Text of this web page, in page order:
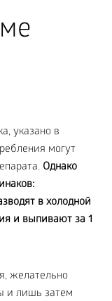
указано в
могут
Однако
в холодной
и выпивают за 1
желательно
и лишь затем